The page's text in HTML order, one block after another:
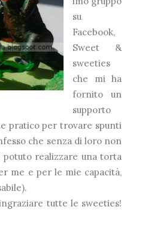
su
Facebook,
Sweet &
sweeties
che mi ha
fornito un
supporto
pratico per trovare spunti
che senza di loro non
potuto realizzare una torta
me e per le mie capacità,
tutte le sweeties!